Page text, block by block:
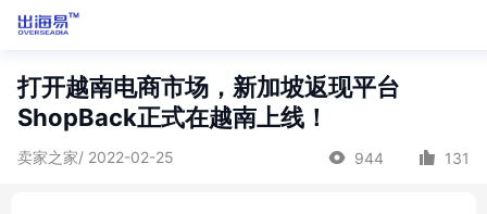
打开越南电商市场，新加坡返现平台
ShopBack正式在越南上线！
卖家之家/ 2022-02-25 944 131